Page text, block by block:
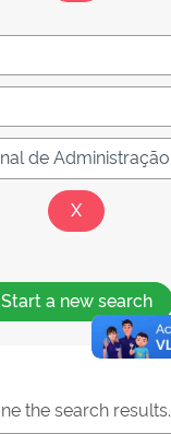
Start a new search
the search results.